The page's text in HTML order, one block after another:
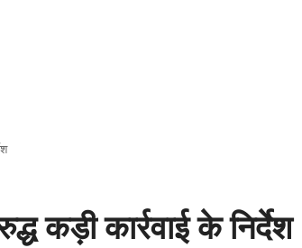
कड़ी कार्रवाई के निर्देश